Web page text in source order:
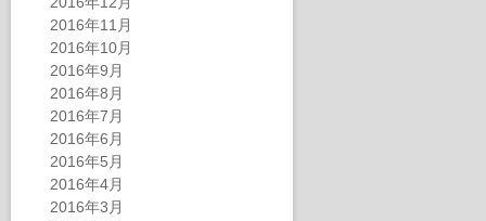
2016年11月
2016年10月
2016年9月
2016年8月
2016年7月
2016年6月
2016年5月
2016年4月
2016年3月